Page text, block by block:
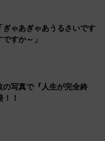
ゃあぎゃあうるさいです
すか～」
写真で『人生が完全終
！